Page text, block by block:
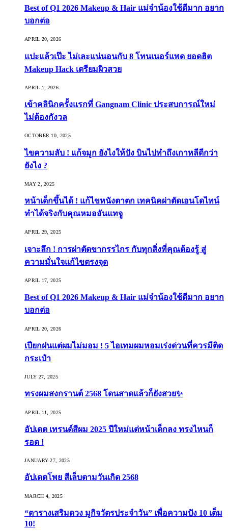
Best of Q1 2026 Makeup & Hair แม่จ๋าน้องใช้ดีมาก อยาก
บอกต่อ
APRIL 20, 2026
แปะแล้วเป๊ะ ไม่เละแน่นอนกับ 8 โทนเนอร์แพด ยอดฮิต
Makeup Hack เตรียมผิวสวย
APRIL 1, 2026
เข้าคลินิกครั้งแรกที่ Gangnam Clinic ประสบการณ์ใหม่
ไม่ต้องกังวล
OCTOBER 10, 2025
ไขความลับ ! แก้จมูก ยังไงให้ปัง บินไปทำถึงเกาหลีดีกว่า
ยังไง ?
MAY 2, 2025
หน้าเด็กขึ้นได้ ! แก้ไขหนังตาตก เทคนิคผ่าตัดเอนโดไทน์
ทำได้จริงกับคุณหมออันแทจู
APRIL 29, 2025
เจาะลึก ! การผ่าตัดขากรรไกร กับทุกสิ่งที่คุณต้องรู้ สู่
ความมั่นใจแก้ไขตรงจุด
APRIL 17, 2025
Best of Q1 2026 Makeup & Hair แม่จ๋าน้องใช้ดีมาก อยาก
บอกต่อ
APRIL 20, 2026
เปียกฝนแต่ผมไม่มอม ! 5 ไอเทมผมหอมเร่งด่วนที่ควรมีติด
กระเป๋า
JULY 27, 2025
ทรงผมสงกรานต์ 2568 โดนสาดแล้วก็ยังสวย✨
APRIL 11, 2025
อัปเดต เทรนด์สีผม 2025 ปีใหม่แต่หน้าเด็กลง ทรงไหนก็
รอด !
JANUARY 27, 2025
อัปเดตโพย สีเล็บตามวันเกิด 2568
MARCH 4, 2025
“ตารางเสริมดวง มูกิจวัตรประจำวัน” เพื่อความปัง 10 เต็ม
10!